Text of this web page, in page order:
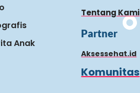
Anak
Tentang Kami
Partner
Aksessehat.id
Komunitas